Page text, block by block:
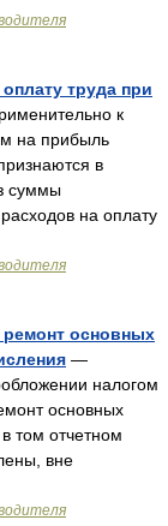
труда при
к
на прибыль
в
суммы
на оплату
ремонт основных
—
налогом
основных
том отчетном
вне